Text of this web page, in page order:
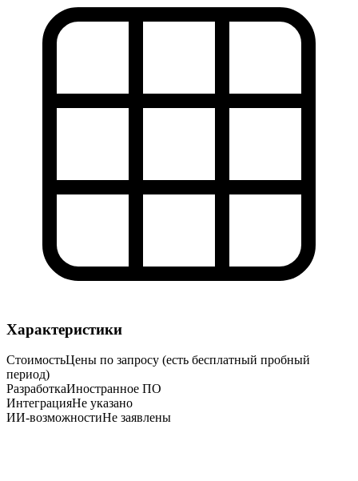
Характеристики
СтоимостьЦены по запросу (есть бесплатный пробный
период)
РазработкаИностранное ПО
ИнтеграцияНе указано
ИИ-возможностиНе заявлены